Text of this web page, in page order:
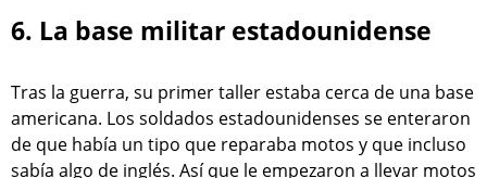
6. La base militar estadounidense
Tras la guerra, su primer taller estaba cerca de una base
americana. Los soldados estadounidenses se enteraron
de que había un tipo que reparaba motos y que incluso
sabía algo de inglés. Así que le empezaron a llevar motos